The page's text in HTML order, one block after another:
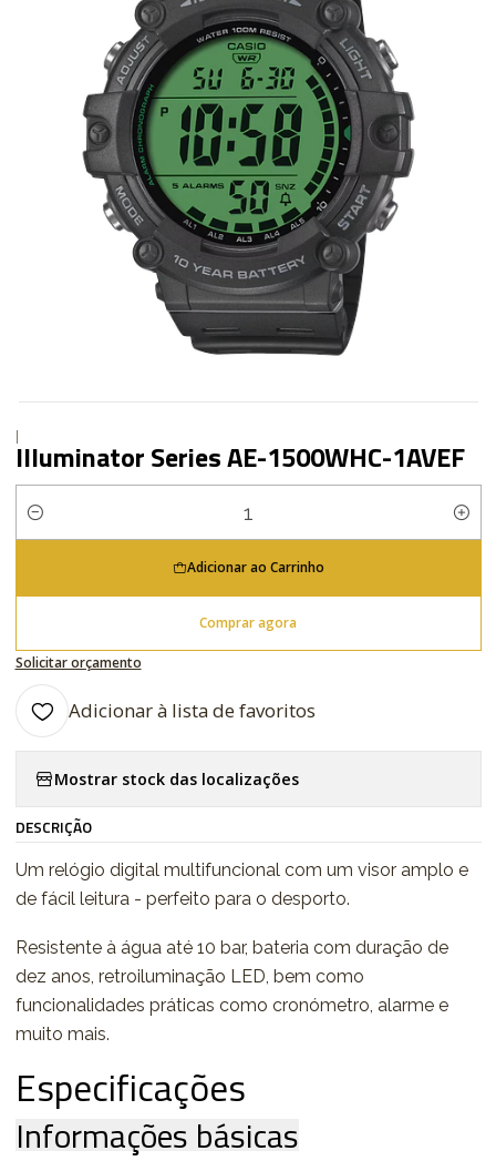
|
Illuminator Series AE-1500WHC-1AVEF
Quantidade
Adicionar ao Carrinho
Comprar agora
Solicitar orçamento
Adicionar à lista de favoritos
Mostrar stock das localizações
DESCRIÇÃO
Um relógio digital multifuncional com um visor amplo e
de fácil leitura - perfeito para o desporto.
Resistente à água até 10 bar, bateria com duração de
dez anos, retroiluminação LED, bem como
funcionalidades práticas como cronómetro, alarme e
muito mais.
Especificações
Informações básicas